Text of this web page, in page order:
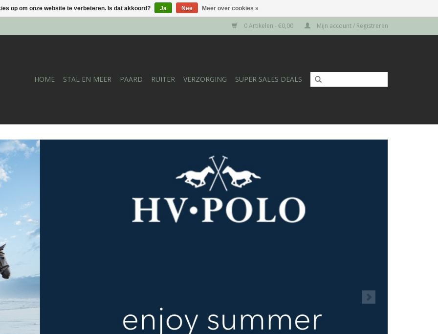
0 Artikelen - €0,00 Mijn account / Registreren
HOME STAL EN MEER PAARD RUITER VERZORGING SUPER SALES DEALS
op om onze website te verbeteren. Is dat akkoord? Ja Nee Meer over cookies »